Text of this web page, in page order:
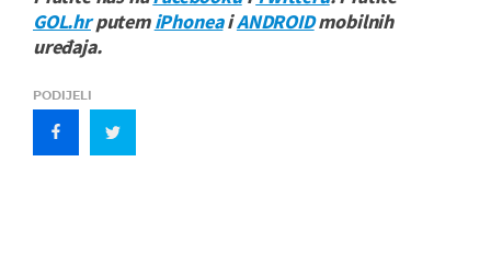
GOL.hrputemiPhoneaiANDROIDmobilnih
uređaja.
PODIJELI